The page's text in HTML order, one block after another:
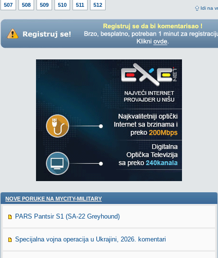
507 508 509 510 511 512
Idi na
NOVE PORUKE NA MYCITY-MILITARY
PARS Pantsir S1 (SA-22 Greyhound)
Specijalna vojna operacija u Ukrajini, 2026. komentari